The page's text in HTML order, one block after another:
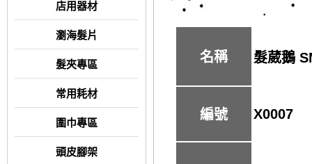
店用器材
瀏海髮片
髮夾專區
常用耗材
圍巾專區
頭皮腳架
名稱 髮葳鵝
編號 X0007